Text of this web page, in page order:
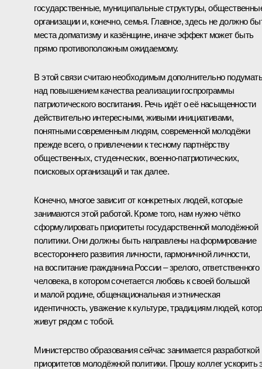
государственные, муниципальные структуры,
организации и, конечно, семья. Главное, здесь не должно
места догматизму и казёнщине, иначе эффект может быть
прямо противоположным ожидаемому.
В этой связи считаю необходимым дополнительно подумать
над повышением качества реализации госпрограммы
патриотического воспитания. Речь идёт о её насыщенности
действительно интересными, живыми инициативами,
понятными современным людям, современной молодёжи
прежде всего, о привлечении к тесному партнёрству
общественных, студенческих, военно-патриотических,
поисковых организаций и так далее.
Конечно, многое зависит от конкретных людей, которые
занимаются этой работой. Кроме того, нам нужно чётко
сформулировать приоритеты государственной молодёжной
политики. Они должны быть направлены на формирование
всестороннего развития личности, гармоничной личности,
на воспитание гражданина России – зрелого, ответственного
человека, в котором сочетается любовь к своей большой
и малой родине, общенациональная и этническая
идентичность, уважение к культуре, традициям людей,
живут рядом с тобой.
Министерство образования сейчас занимается разработкой
приоритетов молодёжной политики. Прошу коллег ускорить